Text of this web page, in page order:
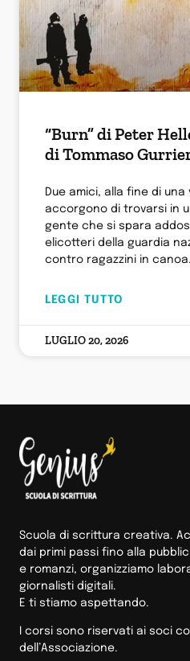
“Burn” di Peter
di Tommaso
Due amici, alla fine di una
accorgono di trovarsi in
gente che si spara
elicotteri della guardia
contro ragazzini in canoa.
LEGGI TUTTO
LUGLIO 20, 2026
Scuola di scrittura creativa.
dai primi passi fino alla
e romanzi, organizziamo
giornalisti digitali.
E ti stiamo aspettando.
I corsi sono riservati ai soci
dell’Associazione.